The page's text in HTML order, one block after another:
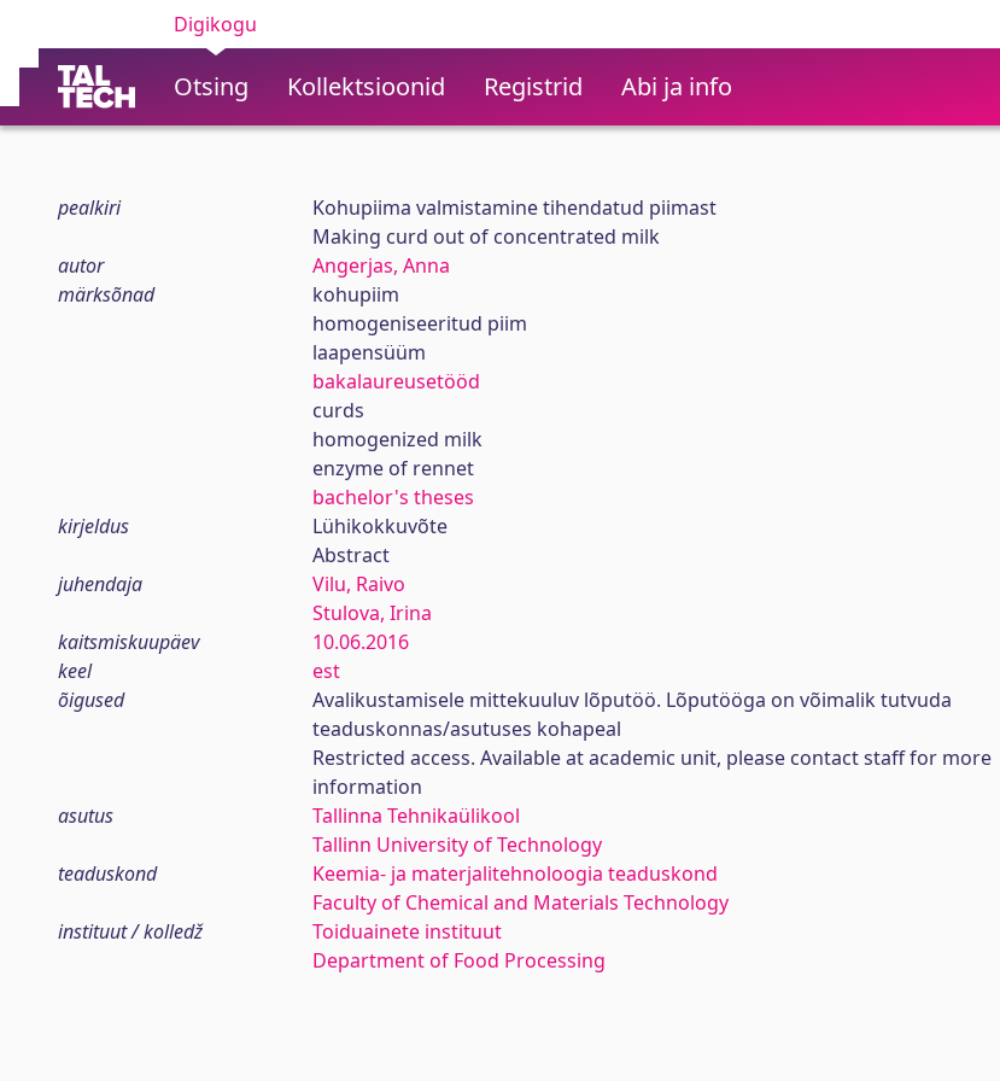
Digikogu
Otsing Kollektsioonid Registrid Abi ja info
pealkiri
Kohupiima valmistamine tihendatud piimast
Making curd out of concentrated milk
autor
Angerjas, Anna
märksõnad
kohupiim
homogeniseeritud piim
laapensüüm
bakalaureusetööd
curds
homogenized milk
enzyme of rennet
bachelor's theses
kirjeldus
Lühikokkuvõte
Abstract
juhendaja
Vilu, Raivo
Stulova, Irina
kaitsmiskuupäev
10.06.2016
keel
est
õigused
Avalikustamisele mittekuuluv lõputöö. Lõputööga on võimalik tutvuda
teaduskonnas/asutuses kohapeal
Restricted access. Available at academic unit, please contact staff for more
information
asutus
Tallinna Tehnikaülikool
Tallinn University of Technology
teaduskond
Keemia- ja materjalitehnoloogia teaduskond
Faculty of Chemical and Materials Technology
instituut / kolledž
Toiduainete instituut
Department of Food Processing